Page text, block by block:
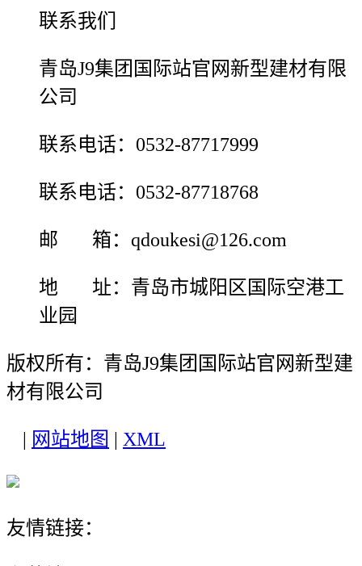
联系我们
青岛J9集团国际站官网新型建材有限
公司
联系电话：0532-87717999
联系电话：0532-87718768
邮 箱：qdoukesi@126.com
地 址：青岛市城阳区国际空港工
业园
版权所有：青岛J9集团国际站官网新型建
材有限公司
网站地图 XML
友情链接：